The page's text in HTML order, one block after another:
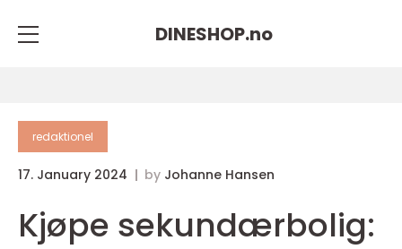
DINESHOP.no
redaktionel
17. January 2024 by Johanne Hansen
Kjøpe sekundærbolig: